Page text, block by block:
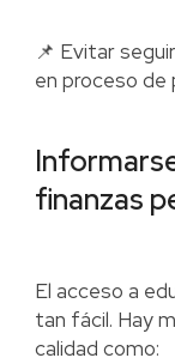
📌 Evitar
en proceso de
finanzas
El acceso a
tan fácil. Hay
calidad como: